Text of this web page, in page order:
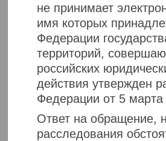
не принимает
имя которых
Федерации
территорий,
российских
действия утвержден
Федерации от 5
Ответ на обращение,
расследования